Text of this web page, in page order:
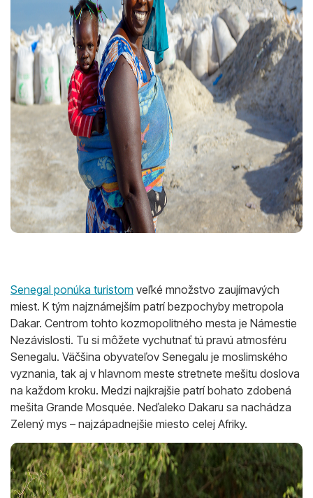
Senegal ponúka turistom veľké množstvo zaujímavých
miest. K tým najznámejším patrí bezpochyby metropola
Dakar. Centrom tohto kozmopolitného mesta je Námestie
Nezávislosti. Tu si môžete vychutnať tú pravú atmosféru
Senegalu. Väčšina obyvateľov Senegalu je moslimského
vyznania, tak aj v hlavnom meste stretnete mešitu doslova
na každom kroku. Medzi najkrajšie patrí bohato zdobená
mešita Grande Mosquée. Neďaleko Dakaru sa nachádza
Zelený mys – najzápadnejšie miesto celej Afriky.